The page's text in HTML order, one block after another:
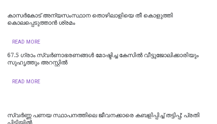
കാസര്‍കോട് അന്യസംസ്ഥാന തൊഴിലാളിയെ തീ കൊളുത്തി
കൊലപ്പെടുത്താന്‍ ശ്രമം
READ MORE
67.5 ഗ്രാം സ്വർണാഭരണങ്ങൾ മോഷ്ടിച്ച കേസിൽ വീട്ടുജോലിക്കാരിയും
സുഹൃത്തും അറസ്റ്റിൽ
READ MORE
സ്വർണ്ണ പണയ സ്ഥാപനത്തിലെ ജീവനക്കാരെ കബളിപ്പിച്ച് തട്ടിപ്പ്; പ്രതി
പിടിയില്‍